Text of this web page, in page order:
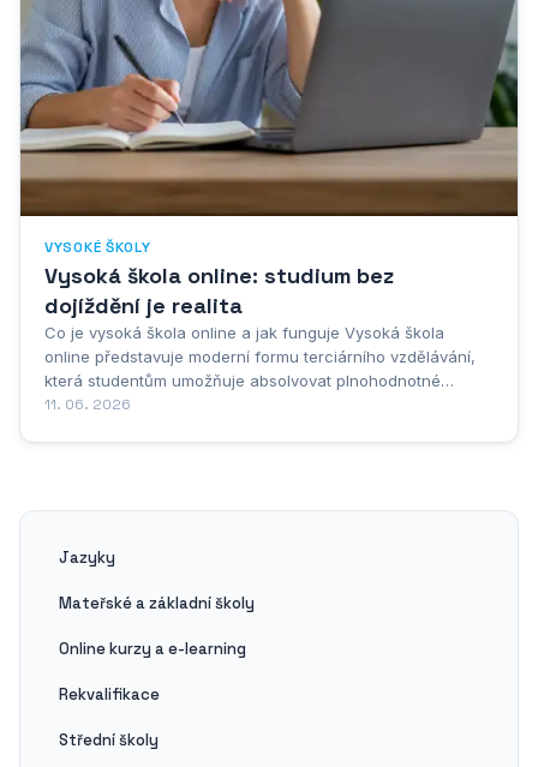
VYSOKÉ ŠKOLY
Vysoká škola online: studium bez
dojíždění je realita
Co je vysoká škola online a jak funguje Vysoká škola
online představuje moderní formu terciárního vzdělávání,
která studentům umožňuje absolvovat plnohodnotné
vysokoškolské studium prostřednictvím internetu, aniž by
11. 06. 2026
Jazyky
Mateřské a základní školy
Online kurzy a e-learning
Rekvalifikace
Střední školy